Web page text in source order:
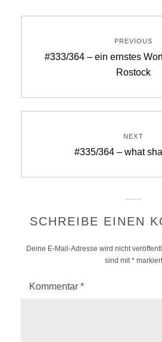
PREVIOUS
Previous
#333/364 – ein ernstes
Rostock
NEXT
Next
#335/364 – what
SCHREIBE EINEN
Deine E-Mail-Adresse wird nicht
sind mit *markiert
Kommentar *